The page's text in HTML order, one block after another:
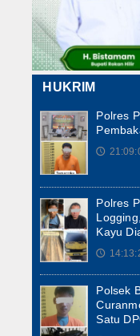
HUKRIM
Polres
🕔
Polres
Kayu
🕔
Polsek
Satu